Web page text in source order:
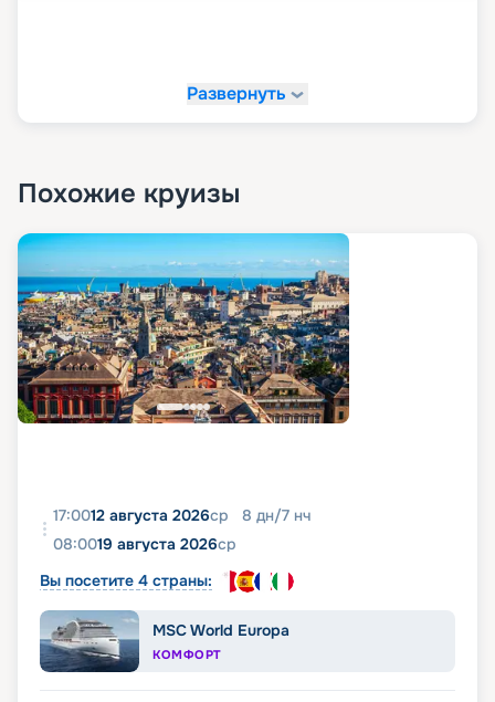
Развернуть
Похожие круизы
17:0012 августа 2026ср 8 дн/7 нч
08:0019 августа 2026ср
Вы посетите 4 страны:
MSC World Europa
КОМФОРТ